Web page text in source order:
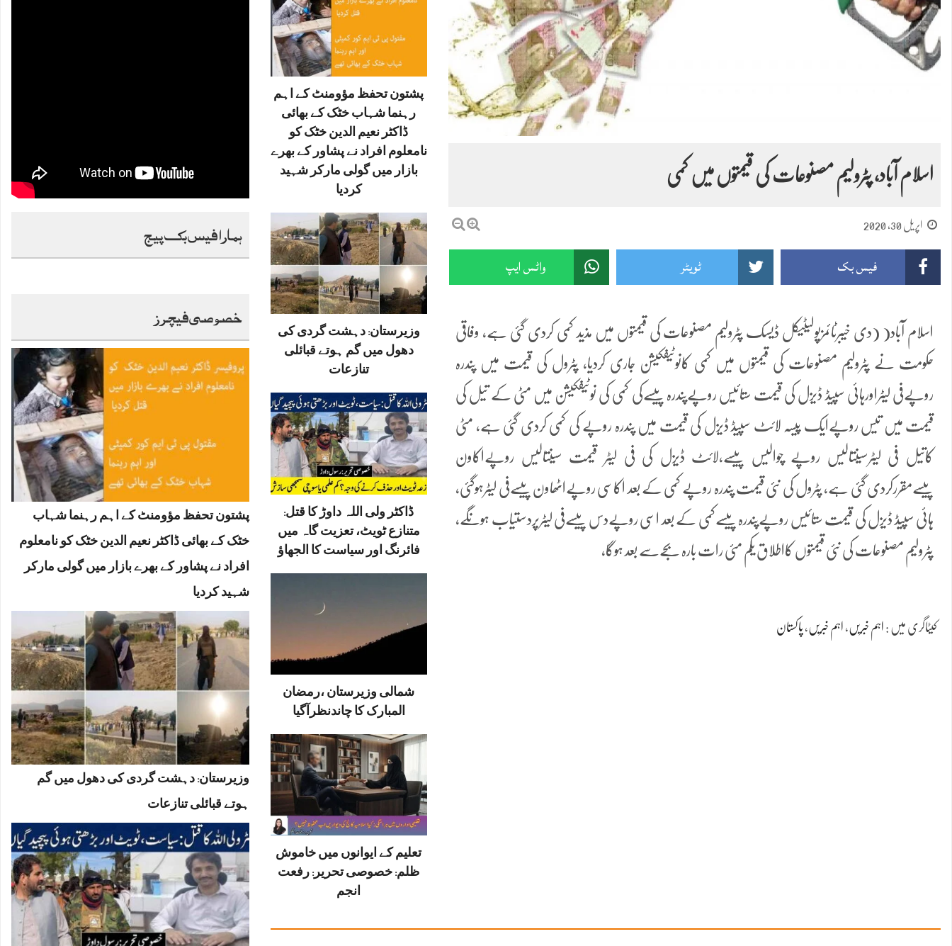
پشتون تحفظ مؤومنٹ کے اہم
رہنما شہاب خٹک کے بھائی
ڈاکٹر نعیم الدین خٹک کو
نامعلوم افراد نے پشاور کے بھرے
بازار میں گولی مارکر شہید
کردیا
وزیرستان: دہشت گردی کی
دھول میں گم ہوتے قبائلی
تنازعات
ڈاکٹر ولی اللہ داوڑ کا قتل:
متنازع ٹویٹ، تعزیت گاہ میں
فائرنگ اور سیاست کا الجھاؤ
شمالی وزیرستان ،رمضان
المبارک کا چاندنظرآگیا
تعلیم کے ایوانوں میں خاموش
ظلم: خصوصی تحریر: رفعت
انجم
اسلام آباد، پٹرولیم مصنوعات کی قیمتوں میں کمی
اپریل 30, 2020
فیس بک ٹویٹر واٹس ایپ
اسلام آباد( (دی خیبرٹائمزپولیٹیکل ڈیسک پٹرولیم مصنوعات کی قیمتوں میں مذید کمی کردی گئی ہے، وفاقی
حکومت نے پٹرولیم مصنوعات کی قیمتوں میں کمی کانوٹیفکیشن جاری کردیا، پٹرول کی قیمت میں پندرہ
روپےفی لیٹراورہائی سپیڈ ڈیزل کی قیمت ستائیس روپےپندرہ پیسےکی کمی کی نوٹیفکیشن میں مٹی کے تیل کی
قیمت میں تیس روپےایک پیسہ لائٹ سپیڈ ڈیزل کی قیمت میں پندرہ روپے کی کمی کردی گئی ہے، مٹی
کاتیل فی لیٹرسینتالیس روپے چوالیس پیسے،لائٹ ڈیزل کی فی لیٹر قیمت سینتالیس روپےاکاون
پیسےمقررکردی گئی ہے، پٹرول کی نئی قیمت پندرہ روپے کمی کے بعد اکاسی روپےاٹھاون پیسےفی لیٹرہوگئی،
ہائی سپیڈ ڈیزل کی قیمت ستائیس روپےپندرہ پیسےکمی کے بعد اسی روپےدس پیسےفی لیٹرپردستیاب ہونگے،
پٹرولیم مصنوعات کی نئی قیمتوں کااطلاق یکم مئی رات بارہ بجےسے بعد ہوگا،
کیٹاگری میں : اہم خبریں، اہم خبریں، پاکستان
ہمارا فیس بک پیج
خصوصی فیچرز
پشتون تحفظ مؤومنٹ کے اہم رہنما شہاب
خٹک کے بھائی ڈاکٹر نعیم الدین خٹک کو نامعلوم
افراد نے پشاور کے بھرے بازار میں گولی مارکر
شہید کردیا
وزیرستان: دہشت گردی کی دھول میں گم
ہوتے قبائلی تنازعات